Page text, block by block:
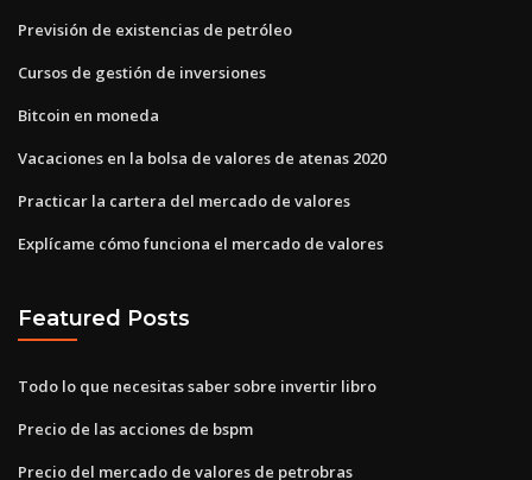
Previsión de existencias de petróleo
Cursos de gestión de inversiones
Bitcoin en moneda
Vacaciones en la bolsa de valores de atenas 2020
Practicar la cartera del mercado de valores
Explícame cómo funciona el mercado de valores
Featured Posts
Todo lo que necesitas saber sobre invertir libro
Precio de las acciones de bspm
Precio del mercado de valores de petrobras